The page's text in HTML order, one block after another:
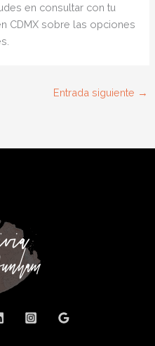
en consultar con tu
CDMX sobre las opciones
Entrada siguiente →